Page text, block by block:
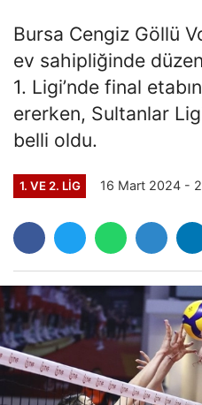
Bursa Cengiz Göllü
ev sahipliğinde
1. Ligi’nde final
ererken, Sultanlar
belli oldu.
1. VE 2. LIG 16 Mart 2024 -